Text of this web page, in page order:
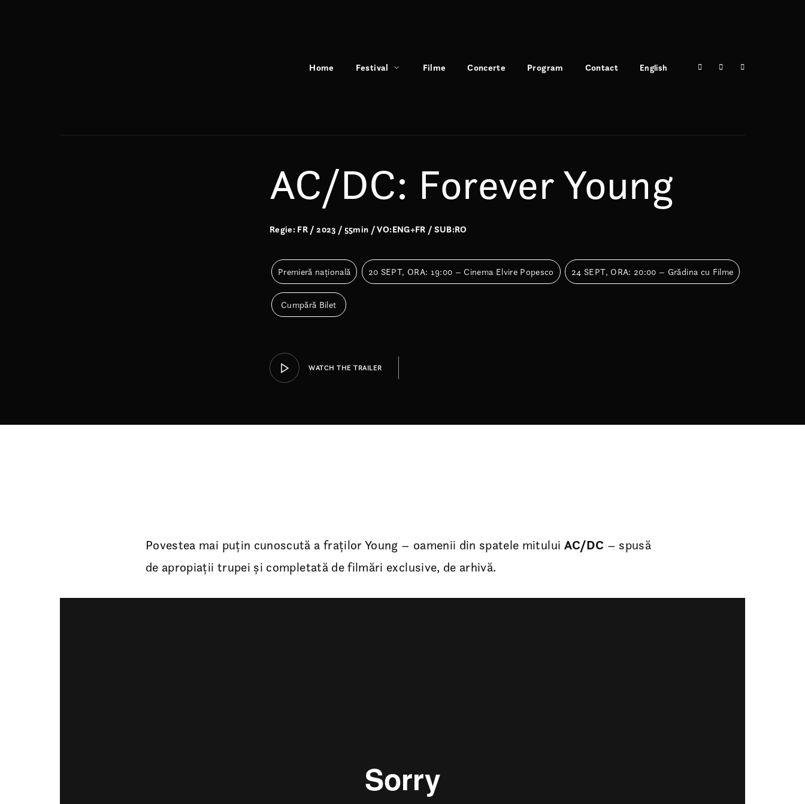
Home Festival Filme Concerte Program Contact English
AC/DC: Forever Young
Regie: FR / 2023 / 55min / VO:ENG+FR / SUB:RO
Premieră națională 20 SEPT, ORA: 19:00 – Cinema Elvire Popesco 24 SEPT, ORA: 20:00 – Grădina cu Filme
Cumpără Bilet
WATCH THE TRAILER
Povestea mai puțin cunoscută a fraților Young – oamenii din spatele mitului AC/DC – spusă
de apropiații trupei și completată de filmări exclusive, de arhivă.